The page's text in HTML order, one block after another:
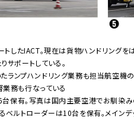
したIACT。現在は貨物ハンドリングを
ポートしている。
たランプハンドリング業務も担当航空機
務も行なっている
台保有。写真は国内主要空港でお馴染
ベルトローダーは10台を保有。メイン